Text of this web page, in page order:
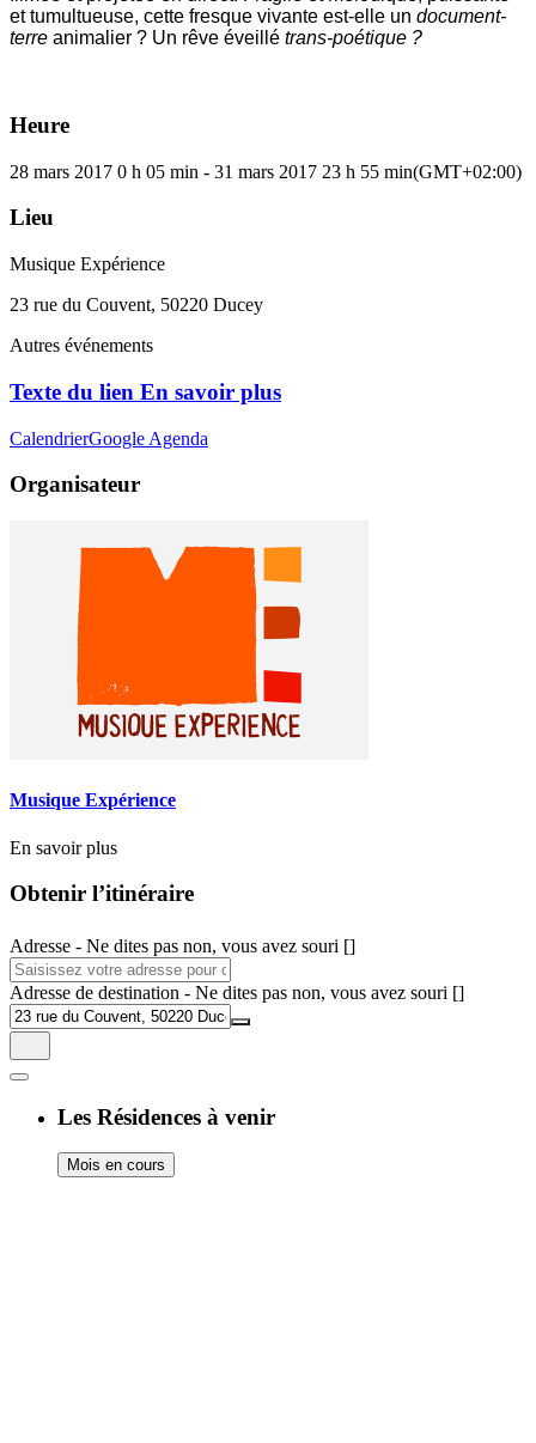
et tumultueuse, cette fresque vivante est-elle un document-
terre animalier ? Un rêve éveillé trans-poétique ?
Heure
28 mars 2017 0 h 05 min - 31 mars 2017 23 h 55 min(GMT+02:00)
Lieu
Musique Expérience
23 rue du Couvent, 50220 Ducey
Autres événements
Texte du lien En savoir plus
CalendrierGoogle Agenda
Organisateur
Musique Expérience
En savoir plus
Obtenir l’itinéraire
Adresse - Ne dites pas non, vous avez souri []
Adresse de destination - Ne dites pas non, vous avez souri []
Les Résidences à venir
Mois en cours